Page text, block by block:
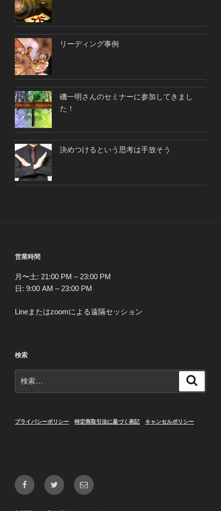
リーディング事例
磯一明さんのセミナーに参加してきまし
た！
決めつけるという思考は手放そう
営業時間
月〜土: 21:00 PM – 23:00 PM
日: 9:00 AM – 23:00 PM
Lineまたはzoomによる遠隔セッション
検索
索:
プライバシーポリシー 特定商取引法に基づく表記 キャンセルポリシー
FacebookTwitter
メ
ー